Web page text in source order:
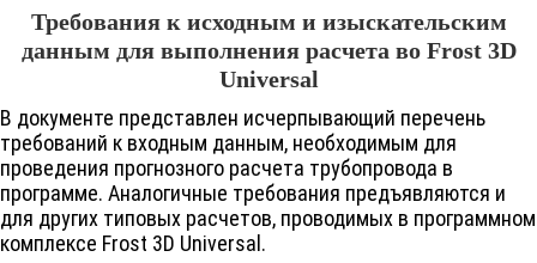
Требования к исходным и изыскательским
данным для выполнения расчета во Frost 3D
Universal
В документе представлен исчерпывающий перечень
требований к входным данным, необходимым для
проведения прогнозного расчета трубопровода в
программе. Аналогичные требования предъявляются и
для других типовых расчетов, проводимых в программном
комплексе Frost 3D Universal.